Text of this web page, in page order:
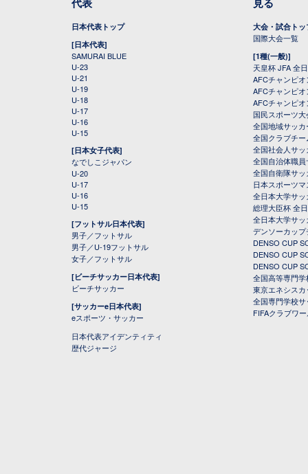
日本代表トップ
[日本代表]
SAMURAI BLUE
U-23
U-21
U-19
U-18
U-17
U-16
U-15
[日本女子代表]
なでしこジャパン
U-20
U-17
U-16
U-15
[フットサル日本代表]
男子／フットサル
男子／U-19フットサル
女子／フットサル
[ビーチサッカー日本代表]
ビーチサッカー
[サッカーe日本代表]
eスポーツ・サッカー
日本代表アイデンティティ
歴代ジャージ
大会・試合トッ
国際大会一覧
[1種(一般)]
天皇杯 JFA 全
AFCチャンピ
AFCチャンピ
AFCチャンピ
国民スポーツ
全国地域サッ
全国クラブチ
全国社会人サ
全国自治体職
全国自衛隊サ
日本スポーツ
全日本大学サ
総理大臣杯 全
全日本大学サ
デンソーカッ
DENSO CUP
DENSO CUP
DENSO CUP
全国高等専門
東京エネシス
全国専門学校
FIFAクラブワ